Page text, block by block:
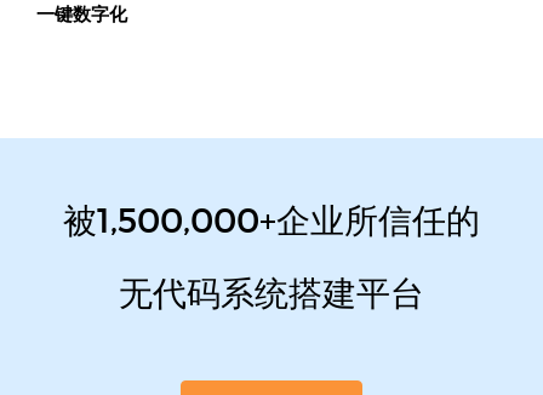
一键数字化
被1,500,000+企业所信任的
无代码系统搭建平台